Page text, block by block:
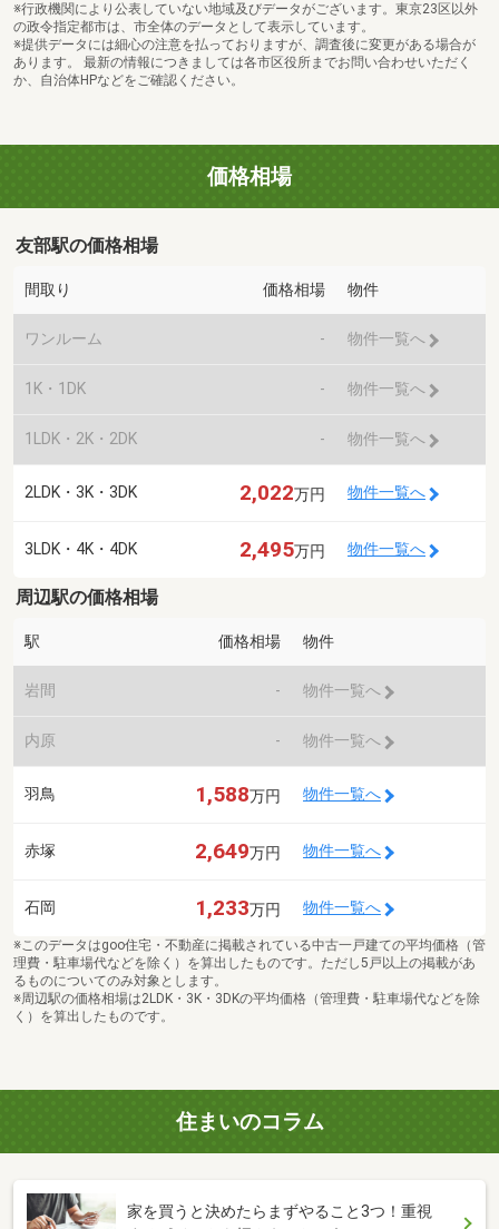
※行政機関により公表していない地域及びデータがございます。東京23区以外
の政令指定都市は、市全体のデータとして表示しています。
※提供データには細心の注意を払っておりますが、調査後に変更がある場合が
あります。 最新の情報につきましては各市区役所までお問い合わせいただく
か、自治体HPなどをご確認ください。
価格相場
友部駅の価格相場
間取り 価格相場 物件
ワンルーム - 物件一覧へ
1K・1DK - 物件一覧へ
1LDK・2K・2DK - 物件一覧へ
2LDK・3K・3DK 2,022万円 物件一覧へ
3LDK・4K・4DK 2,495万円 物件一覧へ
周辺駅の価格相場
駅 価格相場 物件
岩間 - 物件一覧へ
内原 - 物件一覧へ
羽鳥 1,588万円 物件一覧へ
赤塚 2,649万円 物件一覧へ
石岡 1,233万円 物件一覧へ
※このデータはgoo住宅・不動産に掲載されている中古一戸建ての平均価格（管
理費・駐車場代などを除く）を算出したものです。ただし5戸以上の掲載があ
るものについてのみ対象とします。
※周辺駅の価格相場は2LDK・3K・3DKの平均価格（管理費・駐車場代などを除
く）を算出したものです。
住まいのコラム
家を買うと決めたらまずやること3つ！重視